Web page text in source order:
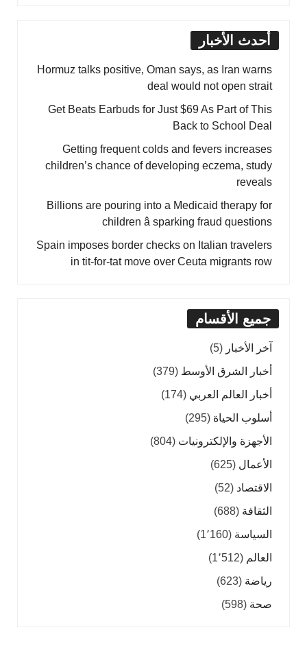
أحدث الأخبار
Hormuz talks positive, Oman says, as Iran warns
deal would not open strait
Get Beats Earbuds for Just $69 As Part of This
Back to School Deal
Getting frequent colds and fevers increases
children’s chance of developing eczema, study
reveals
Billions are pouring into a Medicaid therapy for
children â sparking fraud questions
Spain imposes border checks on Italian travelers
in tit-for-tat move over Ceuta migrants row
جميع الأقسام
آخر الأخبار (5)
أخبار الشرق الأوسط (379)
أخبار العالم العربي (174)
أسلوب الحياة (295)
الأجهزة والإلكترونيات (804)
الأعمال (625)
الاقتصاد (52)
الثقافة (688)
السياسة (1٬160)
العالم (1٬512)
رياضة (623)
صحة (598)